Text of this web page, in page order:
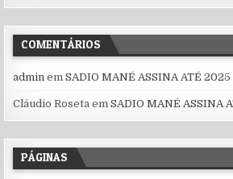
COMENTÁRIOS
admin emSADIO MANÉ ASSINA ATÉ 2025
Cláudio Roseta emSADIO MANÉ ASSINA
PÁGINAS